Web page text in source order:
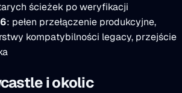
ścieżek po weryfikacji
: pełen przełączenie produkcyjne,
kompatybilności legacy, przejście
i okolic